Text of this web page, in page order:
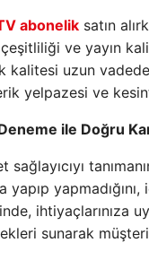
abonelik satın
ve yayın
kalitesi uzun
yelpazesi ve
ile Doğru
sağlayıcıyı
yapıp
ihtiyaçlarınıza
sunarak